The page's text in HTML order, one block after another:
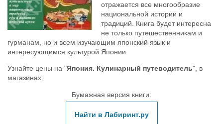
отражается все многообразие
национальной истории и
традиций. Книга будет интересна
не только путешественникам и
гурманам, но и всем изучающим японский язык и
интересующимся культурой Японии.
Узнайте цены на "Япония. Кулинарный путеводитель", в
магазинах:
Бумажная версия книги:
Найти в Лабиринт.ру